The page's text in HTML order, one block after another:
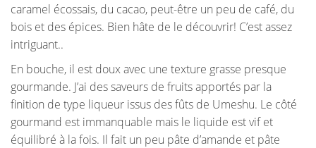
caramel écossais, du cacao, peut-être un peu de café, du
bois et des épices. Bien hâte de le découvrir! C’est assez
intriguant..
En bouche, il est doux avec une texture grasse presque
gourmande. J’ai des saveurs de fruits apportés par la
finition de type liqueur issus des fûts de Umeshu. Le côté
gourmand est immanquable mais le liquide est vif et
équilibré à la fois. Il fait un peu pâte d’amande et pâte